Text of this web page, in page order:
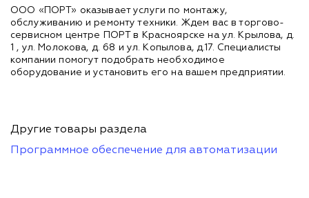
ООО «ПОРТ» оказывает услуги по монтажу,
обслуживанию и ремонту техники. Ждем вас в торгово-
сервисном центре ПОРТ в Красноярске на ул. Крылова, д.
1 , ул. Молокова, д. 68 и ул. Копылова, д.17. Специалисты
компании помогут подобрать необходимое
оборудование и установить его на вашем предприятии.
Другие товары раздела
Программное обеспечение для автоматизации